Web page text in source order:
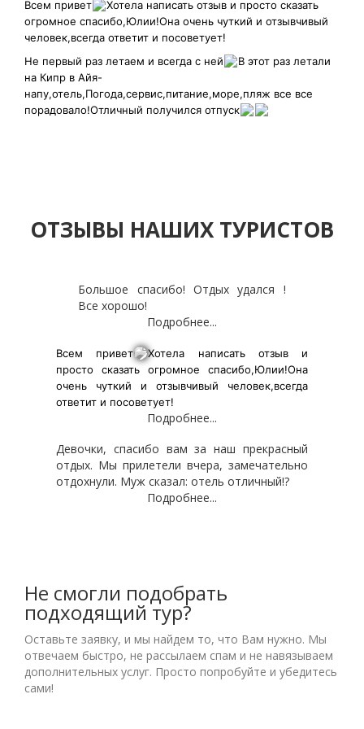
Всем привет
Хотела написать отзыв и просто сказать
огромное спасибо,Юлии!Она очень чуткий и отзывчивый
человек,всегда ответит и посоветует!
Не первый раз летаем и всегда с ней
В этот раз летали
на Кипр в Айя-
напу,отель,Погода,сервис,питание,море,пляж все все
порадовало!Отличный получился отпуск
ОТЗЫВЫ НАШИХ ТУРИСТОВ
Большое спасибо! Отдых удался !
Все хорошо!
Подробнее...
Всем привет
Хотела написать отзыв и
просто сказать огромное спасибо,Юлии!Она
очень чуткий и отзывчивый человек,всегда
ответит и посоветует!
Подробнее...
Девочки, спасибо вам за наш прекрасный
отдых. Мы прилетели вчера, замечательно
отдохнули. Муж сказал: отель отличный!?
Подробнее...
Не смогли подобрать
подходящий тур?
Оставьте заявку, и мы найдем то, что Вам нужно. Мы
отвечаем быстро, не рассылаем спам и не навязываем
дополнительных услуг. Просто попробуйте и убедитесь
сами!